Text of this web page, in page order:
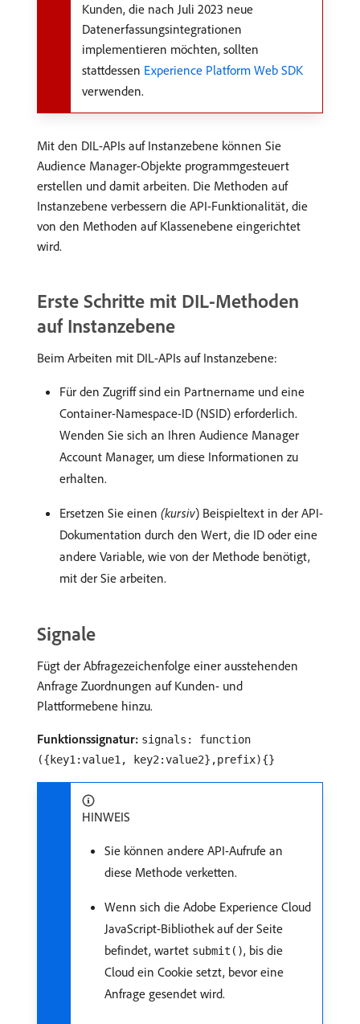
Kunden, die nach Juli 2023 neue
Datenerfassungsintegrationen
implementieren möchten, sollten
stattdessen Experience Platform Web SDK
verwenden.
Mit den DIL-APIs auf Instanzebene können Sie
Audience Manager-Objekte programmgesteuert
erstellen und damit arbeiten. Die Methoden auf
Instanzebene verbessern die API-Funktionalität, die
von den Methoden auf Klassenebene eingerichtet
wird.
Erste Schritte mit DIL-Methoden
auf Instanzebene
Beim Arbeiten mit DIL-APIs auf Instanzebene:
Für den Zugriff sind ein Partnername und eine
Container-Namespace-ID (NSID) erforderlich.
Wenden Sie sich an Ihren Audience Manager
Account Manager, um diese Informationen zu
erhalten.
Ersetzen Sie einen (kursiv) Beispieltext in der API-
Dokumentation durch den Wert, die ID oder eine
andere Variable, wie von der Methode benötigt,
mit der Sie arbeiten.
Signale
Fügt der Abfragezeichenfolge einer ausstehenden
Anfrage Zuordnungen auf Kunden- und
Plattformebene hinzu.
Funktionssignatur: signals: function
({key1:value1, key2:value2},prefix){}
HINWEIS
Sie können andere API-Aufrufe an
diese Methode verketten.
Wenn sich die Adobe Experience Cloud
JavaScript-Bibliothek auf der Seite
befindet, wartet submit(), bis die
Cloud ein Cookie setzt, bevor eine
Anfrage gesendet wird.